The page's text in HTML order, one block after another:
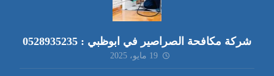
شركة مكافحة الصراصير في ابوظبي : 0528935235
19 مايو، 2025